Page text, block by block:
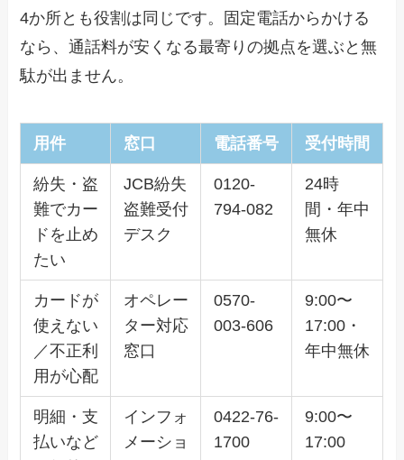
4か所とも役割は同じです。固定電話からかける
なら、通話料が安くなる最寄りの拠点を選ぶと無
駄が出ません。
用件 窓口 電話番号 受付時間
紛失・盗
難でカー
ドを止め
たい
JCB紛失
盗難受付
デスク
0120-
794-082
24時
間・年中
無休
カードが
使えない
／不正利
用が心配
オペレー
ター対応
窓口
0570-
003-606
9:00〜
17:00・
年中無休
明細・支
払いなど
インフォ
メーショ
0422-76-
1700
9:00〜
17:00